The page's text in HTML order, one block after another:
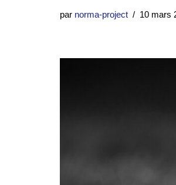
par norma-project 10 mars